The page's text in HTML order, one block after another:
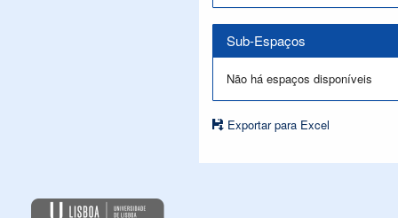
Sub-Espaços
Não há espaços disponíveis
Exportar para Excel